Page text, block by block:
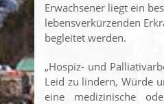
Erwachsener liegt ein
lebensverkürzenden
begleitet werden.
„Hospiz- und
Leid zu lindern, Würde
eine medizinische